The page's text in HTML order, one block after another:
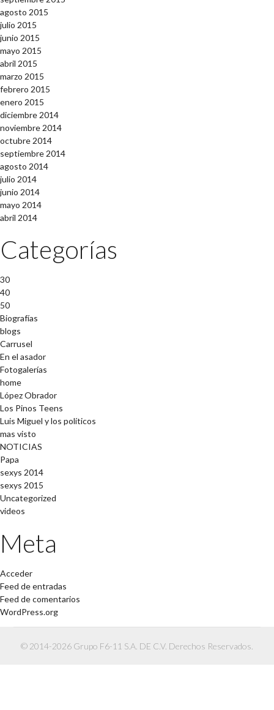
agosto 2015
julio 2015
junio 2015
mayo 2015
abril 2015
marzo 2015
febrero 2015
enero 2015
diciembre 2014
noviembre 2014
octubre 2014
septiembre 2014
agosto 2014
julio 2014
junio 2014
mayo 2014
abril 2014
Categorías
30
40
50
Biografías
blogs
Carrusel
En el asador
Fotogalerías
home
López Obrador
Los Pinos Teens
Luis Miguel y los políticos
mas visto
NOTICIAS
Papa
sexys 2014
sexys 2015
Uncategorized
videos
Meta
Acceder
Feed de entradas
Feed de comentarios
WordPress.org
© 2014-2026 Grupo F6-11 S.A. DE C.V. Derechos Reservados.